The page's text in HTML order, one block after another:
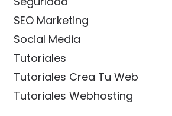
SEO Marketing
Social Media
Tutoriales
Tutoriales Crea Tu Web
Tutoriales Webhosting